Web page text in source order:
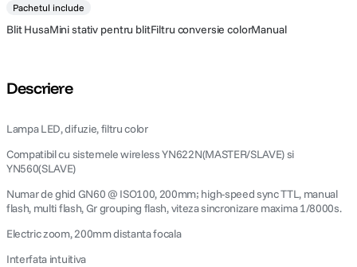
Pachetul include
Blit HusaMini stativ pentru blitFiltru conversie colorManual
Descriere
Lampa LED, difuzie, filtru color
Compatibil cu sistemele wireless YN622N(MASTER/SLAVE) si
YN560(SLAVE)
Numar de ghid GN60 @ ISO100, 200mm; high-speed sync TTL, manual
flash, multi flash, Gr grouping flash, viteza sincronizare maxima 1/8000s.
Electric zoom, 200mm distanta focala
Interfata intuitiva